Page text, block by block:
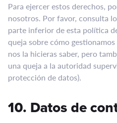
Para ejercer estos derechos,
nosotros. Por favor, consulta
parte inferior de esta política
queja sobre cómo
nos la hicieras saber, pero
una queja a la autoridad
protección de datos).
10. Datos de